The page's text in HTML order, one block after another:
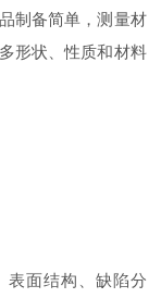
制备简单，测量材
形状、性质和材料
面结构、缺陷分